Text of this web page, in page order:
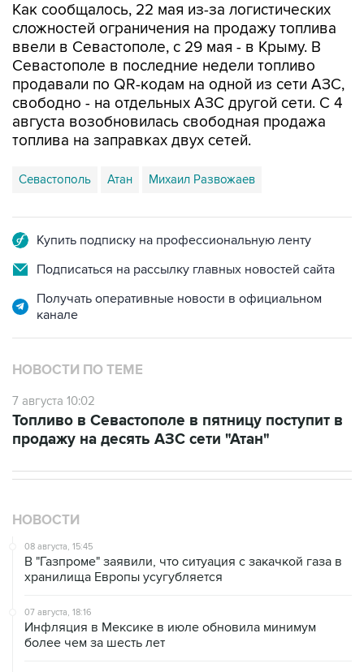
Как сообщалось, 22 мая из-за логистических
сложностей ограничения на продажу топлива
ввели в Севастополе, с 29 мая - в Крыму. В
Севастополе в последние недели топливо
продавали по QR-кодам на одной из сети АЗС,
свободно - на отдельных АЗС другой сети. С 4
августа возобновилась свободная продажа
топлива на заправках двух сетей.
Севастополь Атан Михаил Развожаев
Купить подписку на профессиональную ленту
Подписаться на рассылку главных новостей сайта
Получать оперативные новости в официальном
канале
НОВОСТИ ПО ТЕМЕ
7 августа 10:02
Топливо в Севастополе в пятницу поступит в
продажу на десять АЗС сети "Атан"
НОВОСТИ
08 августа, 15:45
В "Газпроме" заявили, что ситуация с закачкой газа в
хранилища Европы усугубляется
07 августа, 18:16
Инфляция в Мексике в июле обновила минимум
более чем за шесть лет